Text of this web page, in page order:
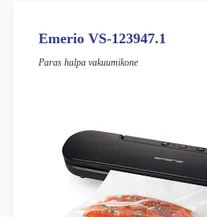
Emerio VS-123947.1
Paras halpa vakuumikone